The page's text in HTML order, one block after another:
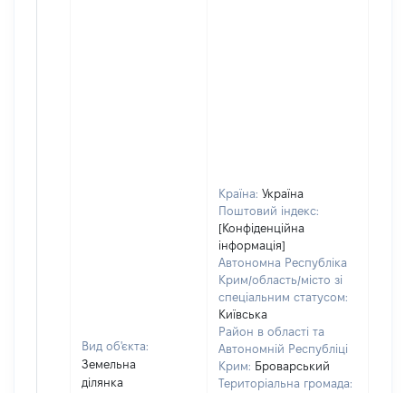
Вид об'єкта:
Земельна
ділянка
Країна: Україна
Поштовий індекс:
[Конфіденційна
інформація]
Автономна Республіка
Крим/область/місто зі
спеціальним статусом:
Київська
Район в області та
Автономній Республіці
Крим: Броварський
Територіальна громада: